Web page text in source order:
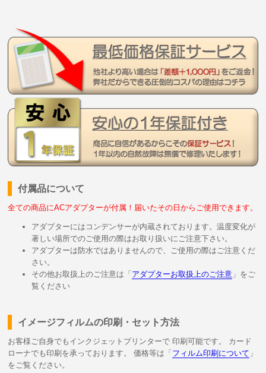
付属品について
全ての商品にACアダプターが付属！届いたその日からご使用できます。
アダプターにはコンデンサーが内蔵されております。温度変化が
著しい場所でのご使用の際はお取り扱いにご注意下さい。
アダプターは防水ではありませんので、ご使用の際はご注意くだ
さい。
その他お取扱上のご注意は「 アダプターお取扱上のご注意 」をご
覧ください
イメージフィルムの印刷・セット方法
お客様ご自身でもインクジェットプリンターで 印刷可能です。 カード
ローナでも印刷を承っております。 価格等は「 フィルム印刷について 」
をご覧ください。